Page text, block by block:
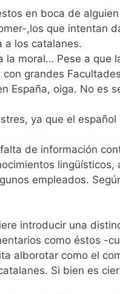
en boca de
,los que intentan
a los catalanes.
la moral… Pese a que
grandes
España, oiga. No es
ya que el español
de información
lingüísticos,
empleados.
introducir una
como éstos -
alborotar como el
Si bien es